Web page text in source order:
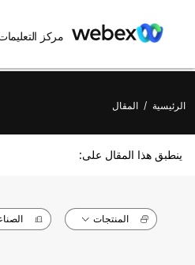
مركز
الرئيسية / المقال
ينطبق هذا المقال على:
المنتجات